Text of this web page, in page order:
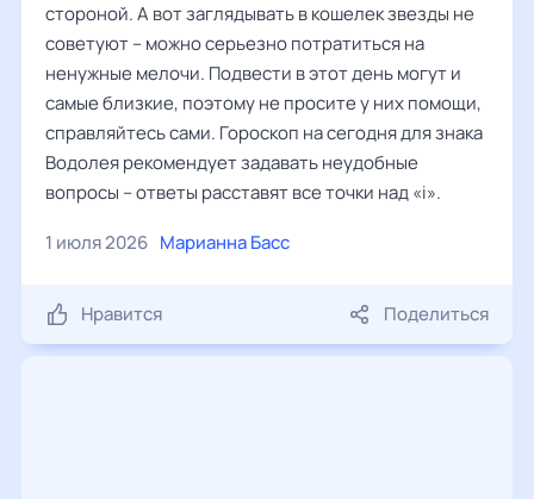
стороной. А вот заглядывать в кошелек звезды не
советуют – можно серьезно потратиться на
ненужные мелочи. Подвести в этот день могут и
самые близкие, поэтому не просите у них помощи,
справляйтесь сами. Гороскоп на сегодня для знака
Водолея рекомендует задавать неудобные
вопросы – ответы расставят все точки над «i».
1 июля 2026 Марианна Басс
Нравится Поделиться